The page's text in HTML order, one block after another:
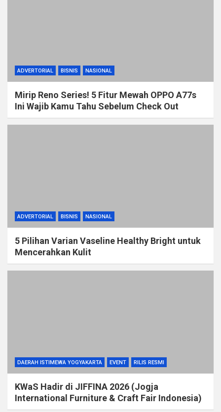
ADVERTORIAL BISNIS NASIONAL
Mirip Reno Series! 5 Fitur Mewah OPPO A77s
Ini Wajib Kamu Tahu Sebelum Check Out
ADVERTORIAL BISNIS NASIONAL
5 Pilihan Varian Vaseline Healthy Bright untuk
Mencerahkan Kulit
DAERAH ISTIMEWA YOGYAKARTA EVENT RILIS RESMI
KWaS Hadir di JIFFINA 2026 (Jogja
International Furniture & Craft Fair Indonesia)